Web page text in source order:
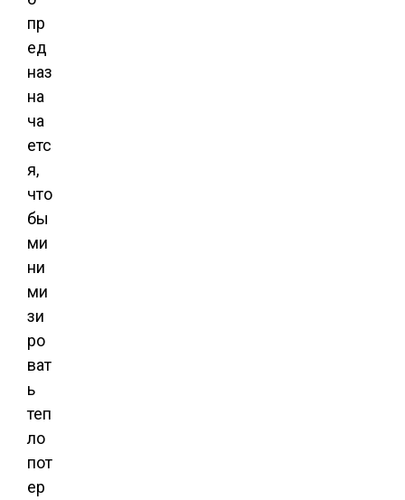
пр
ед
наз
на
ча
етс
я,
что
бы
ми
ни
ми
зи
ро
ват
ь
теп
ло
пот
ер